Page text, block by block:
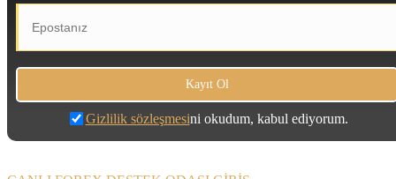
Gizlilik sözleşmesini okudum, kabul ediyorum.